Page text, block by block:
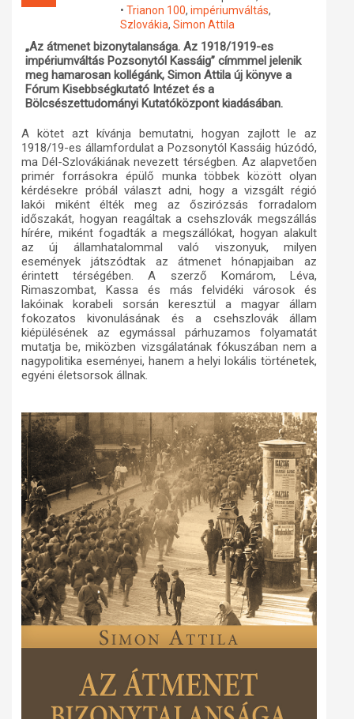
Műhelymunkák
• Trianon 100, impériumváltás,
Szlovákia, Simon Attila
„Az átmenet bizonytalansága. Az 1918/1919-es
impériumváltás Pozsonytól Kassáig” címmmel jelenik
meg hamarosan kollégánk, Simon Attila új könyve a
Fórum Kisebbségkutató Intézet és a
Bölcsészettudományi Kutatóközpont kiadásában.
A kötet azt kívánja bemutatni, hogyan zajlott le az
1918/19-es államfordulat a Pozsonytól Kassáig húzódó,
ma Dél-Szlovákiának nevezett térségben. Az alapvetően
primér forrásokra épülő munka többek között olyan
kérdésekre próbál választ adni, hogy a vizsgált régió
lakói miként élték meg az őszirózsás forradalom
időszakát, hogyan reagáltak a csehszlovák megszállás
hírére, miként fogadták a megszállókat, hogyan alakult
az új államhatalommal való viszonyuk, milyen
események játszódtak az átmenet hónapjaiban az
érintett térségében. A szerző Komárom, Léva,
Rimaszombat, Kassa és más felvidéki városok és
lakóinak korabeli sorsán keresztül a magyar állam
fokozatos kivonulásának és a csehszlovák állam
kiépülésének az egymással párhuzamos folyamatát
mutatja be, miközben vizsgálatának fókuszában nem a
nagypolitika eseményei, hanem a helyi lokális történetek,
egyéni életsorsok állnak.